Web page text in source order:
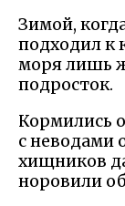
Зимой,
подходил к
моря лишь
подросток.
Кормились
с неводами
хищников
норовили